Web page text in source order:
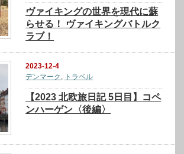
ヴァイキングの世界を現代に蘇
らせる！ ヴァイキングバトルク
ラブ！
2023-12-4
デンマーク
トラベル
【2023 北欧旅日記 5日目】コペ
ンハーゲン〈後編〉